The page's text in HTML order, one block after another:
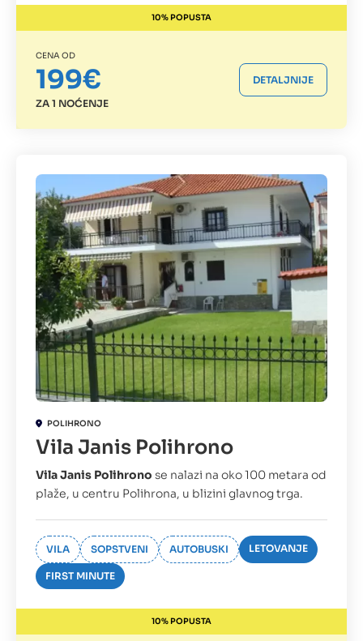
10% POPUSTA
CENA OD
199€
ZA 1 NOĆENJE
DETALJNIJE
POLIHRONO
Vila Janis Polihrono
Vila Janis Polihrono se nalazi na oko 100 metara od
plaže, u centru Polihrona, u blizini glavnog trga.
VILA SOPSTVENI AUTOBUSKI LETOVANJE
FIRST MINUTE
10% POPUSTA